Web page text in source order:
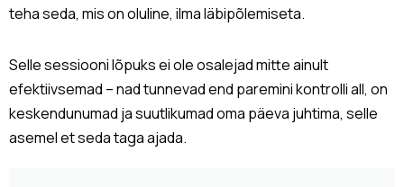
teha seda, mis on oluline, ilma läbipõlemiseta.
Selle sessiooni lõpuks ei ole osalejad mitte ainult
efektiivsemad – nad tunnevad end paremini kontrolli all, on
keskendunumad ja suutlikumad oma päeva juhtima, selle
asemel et seda taga ajada.